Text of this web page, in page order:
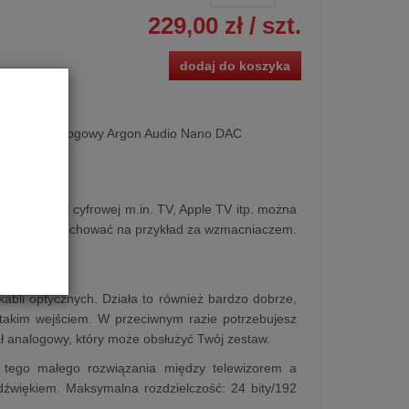
229,00 zł/ szt.
dodaj do koszyka
analogowy Argon Audio Nano DAC
muzyki cyfrowej m.in. TV, Apple TV itp. można
go schować na przykład za wzmacniaczem.
optycznych. Działa to również bardzo dobrze,
wejściem. W przeciwnym razie potrzebujesz
który może obsłużyć Twój zestaw.
małego rozwiązania między telewizorem a
Maksymalna rozdzielczość: 24 bity/192